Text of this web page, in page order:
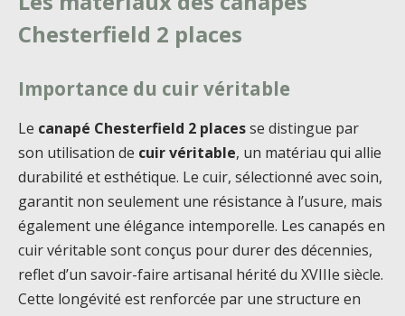
Chesterfield 2 places
Importance du cuir véritable
Le canapé Chesterfield 2 placesse distingue par
son utilisation de cuir véritable, un matériau qui allie
durabilité et esthétique. Le cuir, sélectionné avec soin,
garantit non seulement une résistance à l’usure, mais
également une élégance intemporelle. Les canapés en
cuir véritable sont conçus pour durer des décennies,
reflet d’un savoir-faire artisanal hérité du XVIIIe siècle.
Cette longévité est renforcée par une structure en